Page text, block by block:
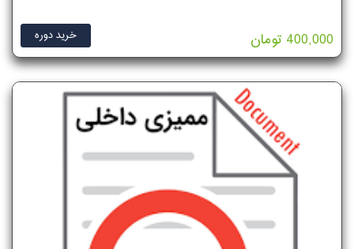
خرید دوره 400,000 تومان